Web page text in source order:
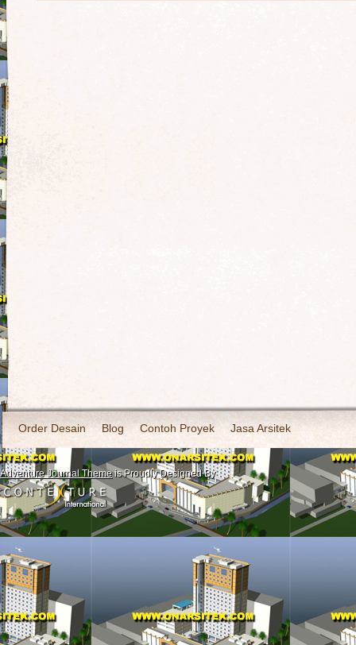
Order Desain Blog Contoh Proyek Jasa Arsitek
Adventure Journal Themeis Proudly Designed By